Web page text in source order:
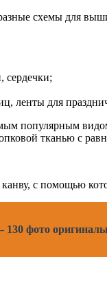
схемы для
сердечки;
ленты для
популярным
тканью с
с помощью
фото